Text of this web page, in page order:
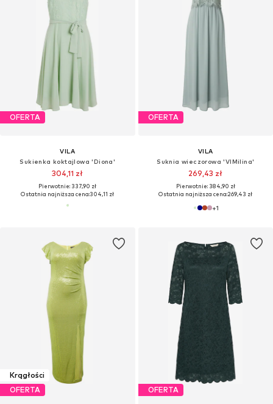
OFERTA
VILA
Sukienka koktajlowa 'Diona'
304,11 zł
Pierwotnie: 337,90 zł
Ostatnia najniższa cena:304,11 zł
OFERTA
VILA
Suknia wieczorowa 'VIMilina'
269,43 zł
Pierwotnie: 384,90 zł
Ostatnia najniższa cena:269,43 zł
+1
Krągłości
OFERTA
OFERTA